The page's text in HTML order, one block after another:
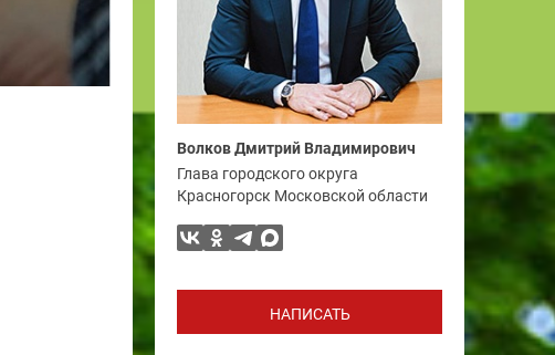
Волков Дмитрий Владимирович
Глава городского округа
Красногорск Московской области
НАПИСАТЬ